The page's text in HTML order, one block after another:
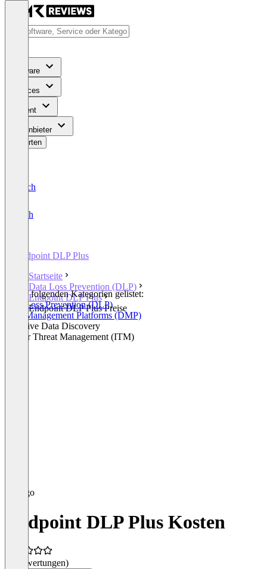
Software
Services
Content
Für Anbieter
Bewerten
Deutsch
English
Endpoint DLP Plus
Startseite
Data Loss Prevention (DLP)
Endpoint DLP Plus
Endpoint DLP Plus Preise
In den folgenden Kategorien gelistet:
Data Loss Prevention (DLP)
Data Management Platforms (DMP)
Sensitive Data Discovery
Insider Threat Management (ITM)
Endpoint DLP Plus Kosten
(0 Bewertungen)